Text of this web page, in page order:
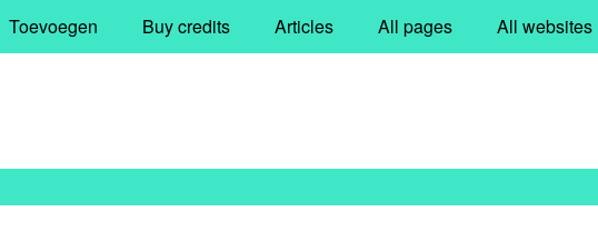
Toevoegen Buy credits Articles All pages All websites